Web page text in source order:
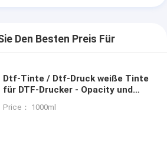
Den Besten Preis Für
Dtf-Tinte / Dtf-Druck weiße Tinte
für DTF-Drucker - Opacity und
Price： 1000ml